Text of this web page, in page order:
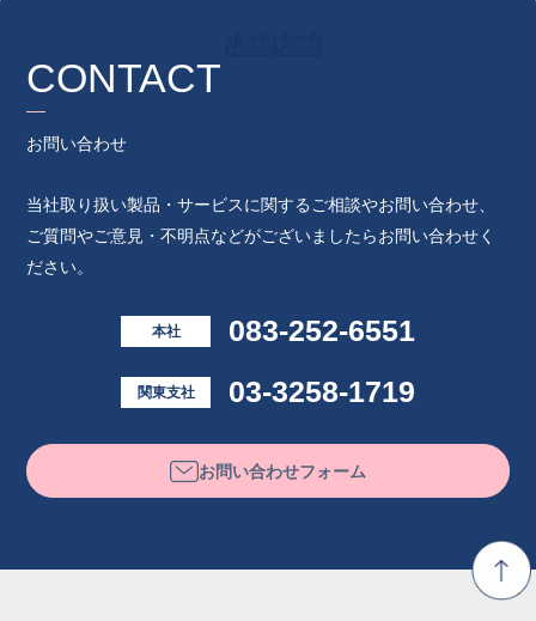
CONTACT
お問い合わせ
当社取り扱い製品・サービスに関するご相談やお問い合わせ、
ご質問やご意見・不明点などがございましたらお問い合わせく
ださい。
本社 083-252-6551
関東支社 03-3258-1719
お問い合わせフォーム